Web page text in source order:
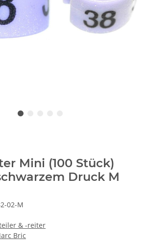
Mini (100 Stück)
Druck M
02-M
& -reiter
Bric